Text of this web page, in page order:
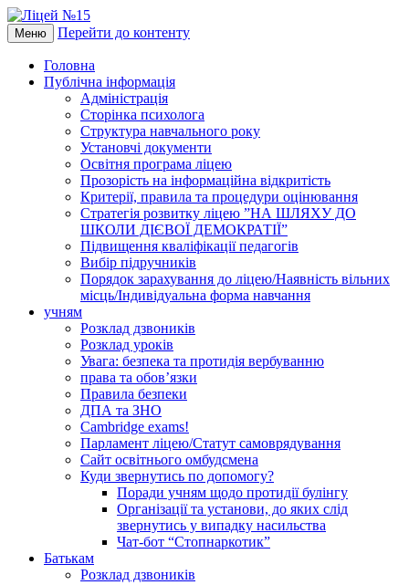
Меню Перейти до контенту
Головна
Публічна інформація
Адміністрація
Сторінка психолога
Структура навчального року
Установчі документи
Освітня програма ліцею
Прозорість на інформаційна відкритість
Критерії, правила та процедури оцінювання
Стратегія розвитку ліцею ”НА ШЛЯХУ ДО
ШКОЛИ ДІЄВОЇ ДЕМОКРАТІЇ”
Підвищення кваліфікації педагогів
Вибір підручників
Порядок зарахування до ліцею/Наявність вільних
місць/Індивідуальна форма навчання
учням
Розклад дзвоників
Розклад уроків
Увага: безпека та протидія вербуванню
права та обов’язки
Правила безпеки
ДПА та ЗНО
Cambridge exams!
Парламент ліцею/Статут самоврядування
Сайт освітнього омбудсмена
Куди звернутись по допомогу?
Поради учням щодо протидії булінгу
Організації та установи, до яких слід
звернутись у випадку насильства
Чат-бот “Стопнаркотик”
Батькам
Розклад дзвоників